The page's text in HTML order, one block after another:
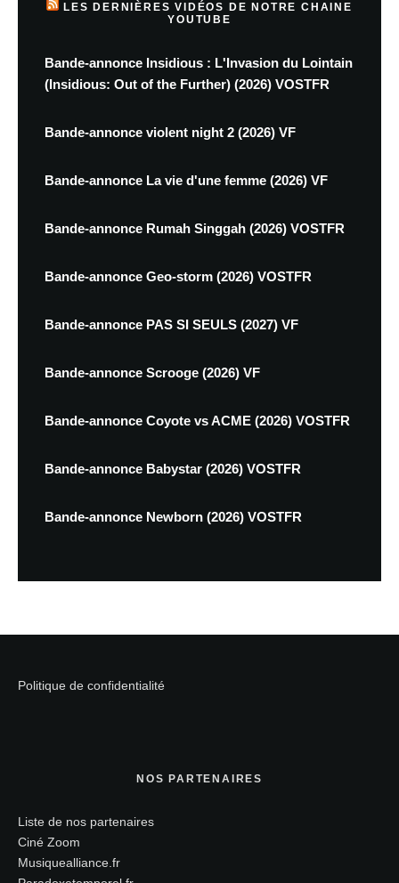
LES DERNIÈRES VIDÉOS DE NOTRE CHAINE
YOUTUBE
Bande-annonce Insidious : L'Invasion du Lointain
(Insidious: Out of the Further) (2026) VOSTFR
Bande-annonce violent night 2 (2026) VF
Bande-annonce La vie d'une femme (2026) VF
Bande-annonce Rumah Singgah (2026) VOSTFR
Bande-annonce Geo-storm (2026) VOSTFR
Bande-annonce PAS SI SEULS (2027) VF
Bande-annonce Scrooge (2026) VF
Bande-annonce Coyote vs ACME (2026) VOSTFR
Bande-annonce Babystar (2026) VOSTFR
Bande-annonce Newborn (2026) VOSTFR
Politique de confidentialité
NOS PARTENAIRES
Liste de nos partenaires
Ciné Zoom
Musiquealliance.fr